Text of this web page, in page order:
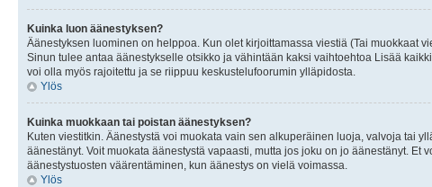
Kuinka luon äänestyksen?
Äänestyksen luominen on helppoa. Kun olet kirjoittamassa viestiä (Tai muokkaat
Sinun tulee antaa äänestykselle otsikko ja vähintään kaksi vaihtoehtoa Lisää
voi olla myös rajoitettu ja se riippuu keskustelufoorumin ylläpidosta.
Ylös
Kuinka muokkaan tai poistan äänestyksen?
Kuten viestitkin. Äänestystä voi muokata vain sen alkuperäinen luoja, valvoja tai
äänestänyt. Voit muokata äänestystä vapaasti, mutta jos joku on jo äänestänyt.
äänestystuosten väärentäminen, kun äänestys on vielä voimassa.
Ylös